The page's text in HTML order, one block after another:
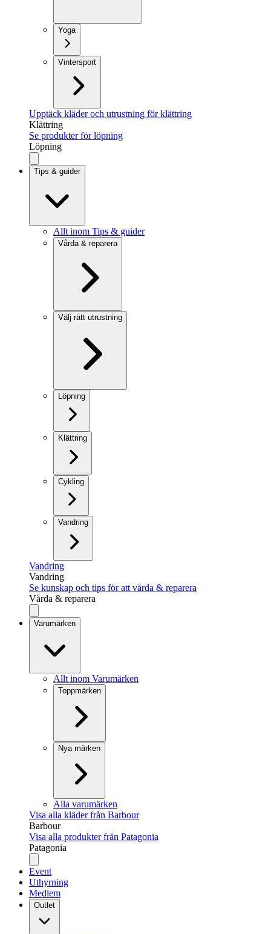
Yoga
Vintersport
Upptäck kläder och utrustning för klättring
Klättring
Se produkter för löpning
Löpning
Tips & guider
Allt inom Tips & guider
Vårda & reparera
Välj rätt utrustning
Löpning
Klättring
Cykling
Vandring
Vandring
Vandring
Se kunskap och tips för att vårda & reparera
Vårda & reparera
Varumärken
Allt inom Varumärken
Toppmärken
Nya märken
Alla varumärken
Visa alla kläder från Barbour
Barbour
Visa alla produkter från Patagonia
Patagonia
Event
Uthyrning
Medlem
Outlet